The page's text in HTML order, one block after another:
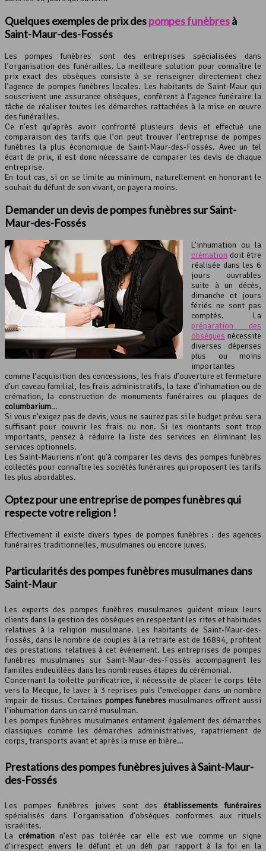
Quelques exemples de prix despompes funèbresà
Saint-Maur-des-Fossés
Les pompes funèbres sont des entreprises spécialisées dans
l’organisation des funérailles. La meilleure solution pour connaître le
prix exact des obsèques consiste à se renseigner directement chez
l’agence de pompes funèbres locales. Les habitants de Saint-Maur qui
souscrivent une assurance obsèques, confèrent à l’agence funéraire la
tâche de réaliser toutes les démarches rattachées à la mise en œuvre
des funérailles.
Ce n’est qu’après avoir confronté plusieurs devis et effectué une
comparaison des tarifs que l’on peut trouver l’entreprise de pompes
funèbres la plus économique de Saint-Maur-des-Fossés. Avec un tel
écart de prix, il est donc nécessaire de comparer les devis de chaque
entreprise.
En tout cas, si on se limite au minimum, naturellement en honorant le
souhait du défunt de son vivant, on payera moins.
Demander un devis de pompes funèbres sur Saint-
Maur-des-Fossés
L’inhumation ou la
crémation doit être
réalisée dans les 6
jours ouvrables
suite à un décès,
dimanche et jours
fériés ne sont pas
comptés. La
préparation des
obsèques nécessite
diverses dépenses
plus ou moins
importantes
comme l’acquisition des concessions, les frais d’ouverture et fermeture
d’un caveau familial, les frais administratifs, la taxe d’inhumation ou de
crémation, la construction de monuments funéraires ou plaques de
columbarium…
Si vous n’exigez pas de devis, vous ne saurez pas si le budget prévu sera
suffisant pour couvrir les frais ou non. Si les montants sont trop
importants, pensez à réduire la liste des services en éliminant les
services optionnels.
Les Saint-Mauriens n’ont qu’à comparer les devis des pompes funèbres
collectés pour connaître les sociétés funéraires qui proposent les tarifs
les plus abordables.
Optez pour une entreprise de pompes funèbres qui
respecte votre religion !
Effectivement il existe divers types de pompes funèbres : des agences
funéraires traditionnelles, musulmanes ou encore juives.
Particularités des pompes funèbres musulmanes dans
Saint-Maur
Les experts des pompes funèbres musulmanes guident mieux leurs
clients dans la gestion des obsèques en respectant les rites et habitudes
relatives à la religion musulmane. Les habitants de Saint-Maur-des-
Fossés, dans le nombre de couples à la retraite est de 16894, profitent
des prestations relatives à cet événement. Les entreprises de pompes
funèbres musulmanes sur Saint-Maur-des-Fossés accompagnent les
familles endeuillées dans les nombreuses étapes du cérémonial.
Concernant la toilette purificatrice, il nécessite de placer le corps tête
vers la Mecque, le laver à 3 reprises puis l’envelopper dans un nombre
impair de tissus. Certaines pompes funèbres musulmanes offrent aussi
l’inhumation dans un carré musulman.
Les pompes funèbres musulmanes entament également des démarches
classiques comme les démarches administratives, rapatriement de
corps, transports avant et après la mise en bière…
Prestations des pompes funèbres juives à Saint-Maur-
des-Fossés
Les pompes funèbres juives sont des établissements funéraires
spécialisés dans l’organisation d’obsèques conformes aux rituels
israélites.
La crémationn’est pas tolérée car elle est vue comme un signe
d’irrespect envers le défunt et un défi par rapport à la foi en la